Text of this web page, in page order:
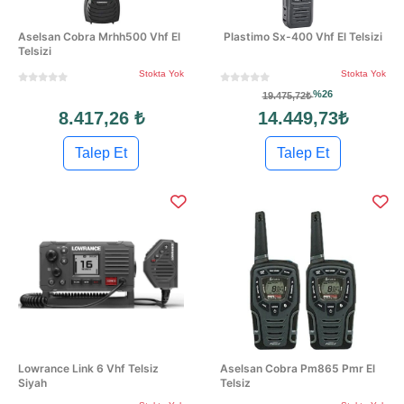
Aselsan Cobra Mrhh500 Vhf El
Telsizi
Stokta Yok
8.417,26 ₺
Talep Et
Plastimo Sx-400 Vhf El Telsizi
Stokta Yok
19.475,72₺%26
14.449,73₺
Talep Et
Lowrance Link 6 Vhf Telsiz
Siyah
Aselsan Cobra Pm865 Pmr El
Telsiz